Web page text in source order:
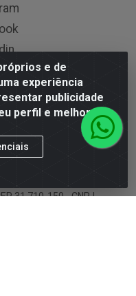
e de
experiência
publicidade
perfil e melhorar a
31.710-150 - CNPJ